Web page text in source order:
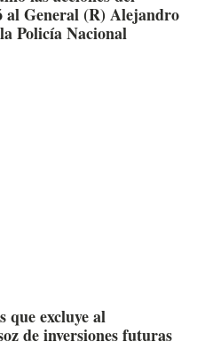
al General (R) Alejandro
Policía Nacional
que excluye al
de inversiones futuras